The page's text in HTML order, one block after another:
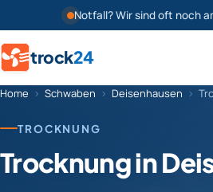
Notfall? Wir sind oft noch
trock24
Home › Schwaben › Deisenhausen ›
TROCKNUNG
Trocknung in